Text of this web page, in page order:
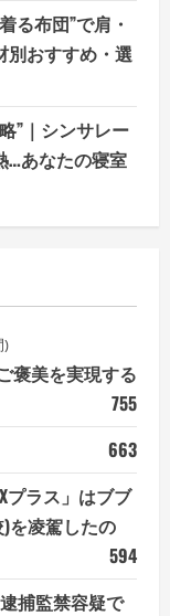
る布団”で肩・
別おすすめ・選
”｜シンサレー
…あなたの寝室
)
褒美を実現する
755
663
プラス」はブブ
)を凌駕したの
594
捕監禁容疑で